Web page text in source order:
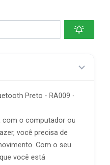
Preto - RA009 -
com o computador ou
você precisa de
Com o seu
você está